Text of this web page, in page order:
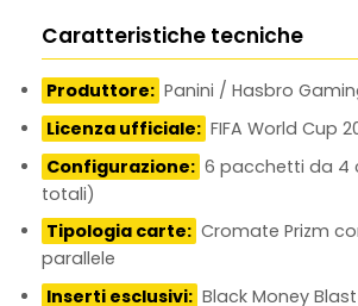
Caratteristiche tecniche
Produttore: Panini / Hasbro
Licenza ufficiale: FIFA World Cup
Configurazione: 6 pacchetti da 4
totali)
Tipologia carte: Cromate Prizm
parallele
Inserti esclusivi: Black Money